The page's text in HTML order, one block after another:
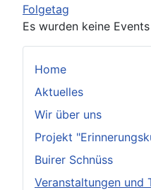
Home
Aktuelles
Wir über uns
Projekt
Buirer Schnüss
Veranstaltungen und
Folgetag
Es wurden keine